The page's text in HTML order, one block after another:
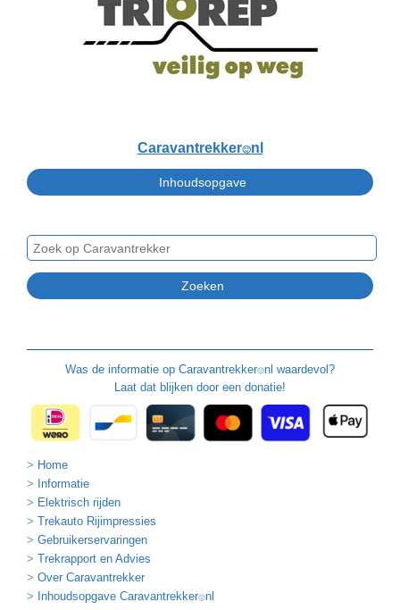
Caravantrekker🙂nl
Was de informatie op Caravantrekker🙂nl waardevol?
Laat dat blijken door een donatie!
Home
Informatie
Elektrisch rijden
Trekauto Rijimpressies
Gebruikerservaringen
Trekrapport en Advies
Over Caravantrekker
Inhoudsopgave Caravantrekker🙂nl